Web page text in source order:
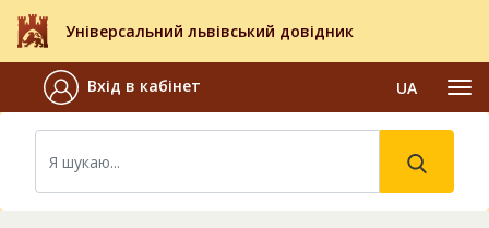
Універсальний львівський довідник
Вхід в кабінет UA